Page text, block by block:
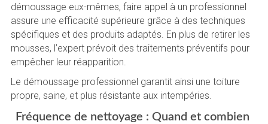
démoussage eux-mêmes, faire appel à un professionnel
assure une efficacité supérieure grâce à des techniques
spécifiques et des produits adaptés. En plus de retirer les
mousses, l’expert prévoit des traitements préventifs pour
empêcher leur réapparition.
Le démoussage professionnel garantit ainsi une toiture
propre, saine, et plus résistante aux intempéries.
Fréquence de nettoyage : Quand et combien